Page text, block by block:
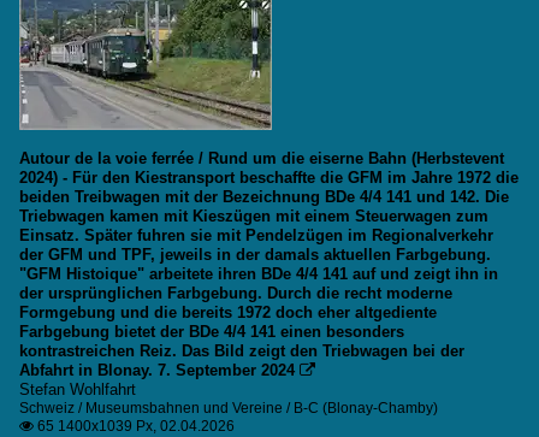
Autour de la voie ferrée / Rund um die eiserne Bahn (Herbstevent
2024) - Für den Kiestransport beschaffte die GFM im Jahre 1972 die
beiden Treibwagen mit der Bezeichnung BDe 4/4 141 und 142. Die
Triebwagen kamen mit Kieszügen mit einem Steuerwagen zum
Einsatz. Später fuhren sie mit Pendelzügen im Regionalverkehr
der GFM und TPF, jeweils in der damals aktuellen Farbgebung.
"GFM Histoique" arbeitete ihren BDe 4/4 141 auf und zeigt ihn in
der ursprünglichen Farbgebung. Durch die recht moderne
Formgebung und die bereits 1972 doch eher altgediente
Farbgebung bietet der BDe 4/4 141 einen besonders
kontrastreichen Reiz. Das Bild zeigt den Triebwagen bei der
Abfahrt in Blonay. 7. September 2024

Stefan Wohlfahrt
Schweiz / Museumsbahnen und Vereine / B-C (Blonay-Chamby)
 65 1400x1039 Px, 02.04.2026